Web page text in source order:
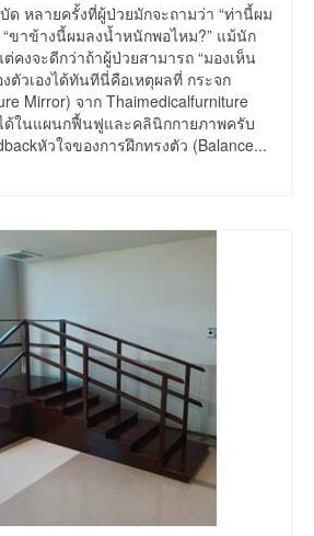
ด หลายครั้งที่ผู้ป่วยมักจะถามว่า “ท่านี้ผม
“ขาข้างนี้ผมลงน้ำหนักพอไหม?” แม้นัก
คงจะดีกว่าถ้าผู้ป่วยสามารถ “มองเห็น
ตัวเองได้ทันทีนี่คือเหตุผลที่ กระจก
Mirror) จาก Thaimedicalfurniture
ในแผนกฟื้นฟูและคลินิกกายภาพครับ
หัวใจของการฝึกทรงตัว (Balance...